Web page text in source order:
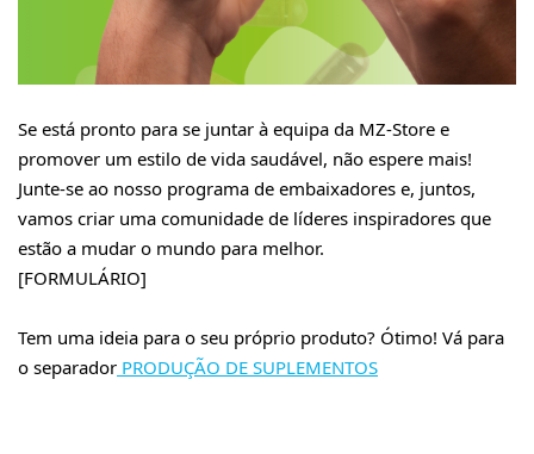
Se está pronto para se juntar à equipa da MZ-Store e
promover um estilo de vida saudável, não espere mais!
Junte-se ao nosso programa de embaixadores e, juntos,
vamos criar uma comunidade de líderes inspiradores que
estão a mudar o mundo para melhor.
[FORMULÁRIO]
Tem uma ideia para o seu próprio produto? Ótimo! Vá para
o separador PRODUÇÃO DE SUPLEMENTOS